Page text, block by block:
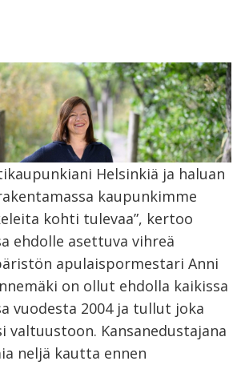
Helsinkiä ja haluan
kaupunkimme
kohti tulevaa”, kertoo
ehdolle asettuva vihreä
apulaispormestari Anni
on ollut ehdolla kaikissa
vuodesta 2004 ja tullut joka
valtuustoon. Kansanedustajana
neljä kautta ennen